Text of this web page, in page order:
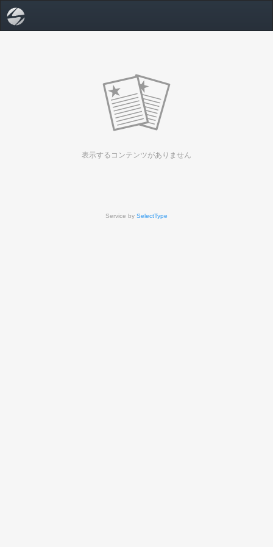
表示するコンテンツがありません
Service by SelectType